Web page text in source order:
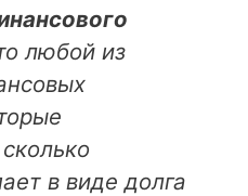
любой из
в виде долга